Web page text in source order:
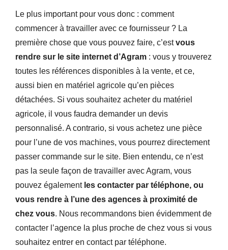
Le plus important pour vous donc : comment
commencer à travailler avec ce fournisseur ? La
première chose que vous pouvez faire, c’estvous
rendre sur le site internet d’Agram : vous y trouverez
toutes les références disponibles à la vente, et ce,
aussi bien en matériel agricole qu’en pièces
détachées. Si vous souhaitez acheter du matériel
agricole, il vous faudra demander un devis
personnalisé. A contrario, si vous achetez une pièce
pour l’une de vos machines, vous pourrez directement
passer commande sur le site. Bien entendu, ce n’est
pas la seule façon de travailler avec Agram, vous
pouvez également les contacter par téléphone, ou
vous rendre à l’une des agences à proximité de
chez vous. Nous recommandons bien évidemment de
contacter l’agence la plus proche de chez vous si vous
souhaitez entrer en contact par téléphone.